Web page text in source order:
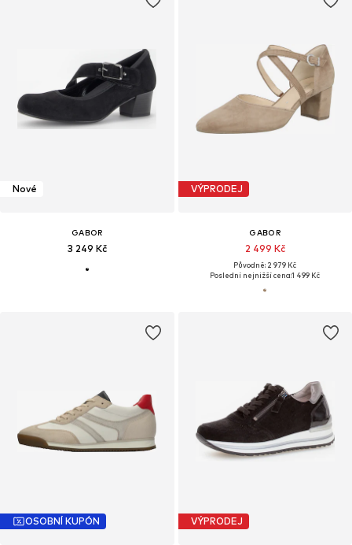
Nové
GABOR
3 249 Kč
VÝPRODEJ
GABOR
2 499 Kč
Původně: 2 979 Kč
Poslední nejnižší cena:1 499 Kč
OSOBNÍ KUPÓN VÝPRODEJ